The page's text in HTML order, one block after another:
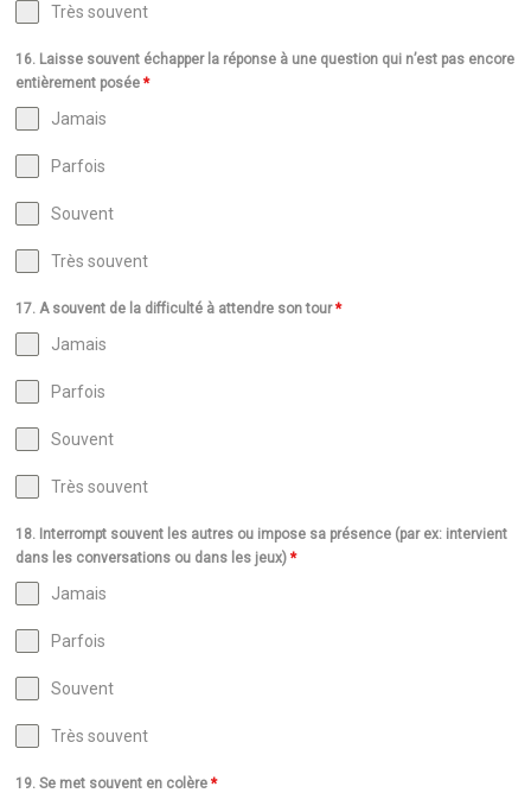
Très souvent
16. Laisse souvent échapper la réponse à une question qui n’est pas encore
entièrement posée*
Jamais
Parfois
Souvent
Très souvent
17. A souvent de la difficulté à attendre son tour*
Jamais
Parfois
Souvent
Très souvent
18. Interrompt souvent les autres ou impose sa présence (par ex: intervient
dans les conversations ou dans les jeux)*
Jamais
Parfois
Souvent
Très souvent
19. Se met souvent en colère*